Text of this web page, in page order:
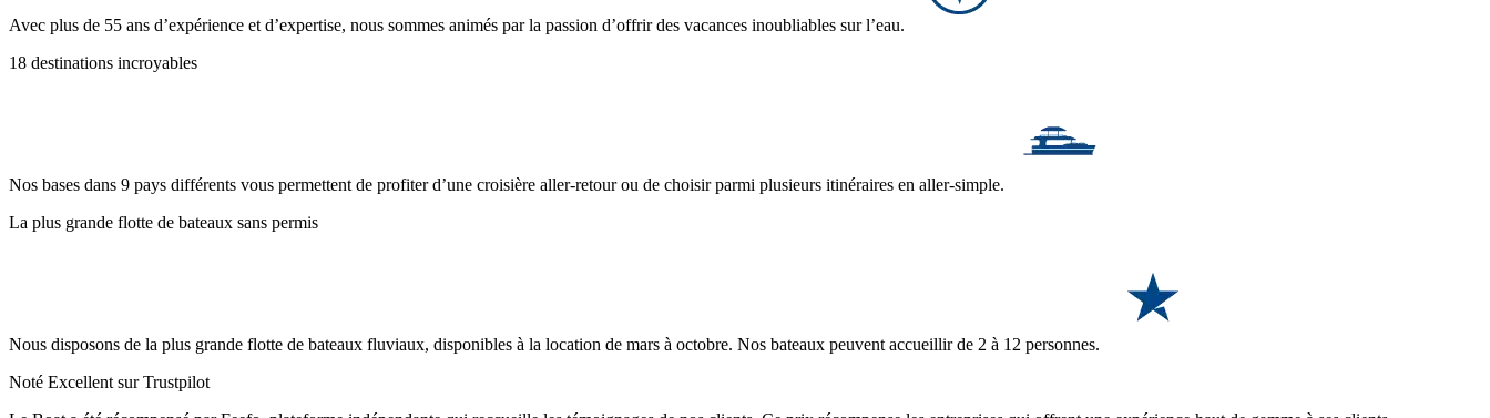
Avec plus de 55 ans d’expérience et d’expertise, nous sommes animés par la passion d’offrir des vacances inoubliables sur l’eau.
18 destinations incroyables
Nos bases dans 9 pays différents vous permettent de profiter d’une croisière aller-retour ou de choisir parmi plusieurs itinéraires en aller-simple.
La plus grande flotte de bateaux sans permis
Nous disposons de la plus grande flotte de bateaux fluviaux, disponibles à la location de mars à octobre. Nos bateaux peuvent accueillir de 2 à 12 personnes.
Noté Excellent sur Trustpilot